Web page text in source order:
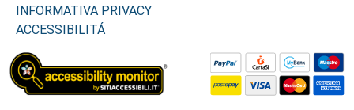
INFORMATIVA PRIVACY
ACCESSIBILITÁ